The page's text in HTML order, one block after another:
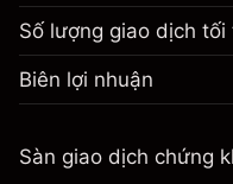
của bạn
Điều chỉnh phí
đêm
Phí được tính trên
Quy mô giao dịch
Biên lợi nhuận.
của bạn
đêm
Số lượng giao dịch tối
Biên lợi nhuận
Sàn giao dịch chứng